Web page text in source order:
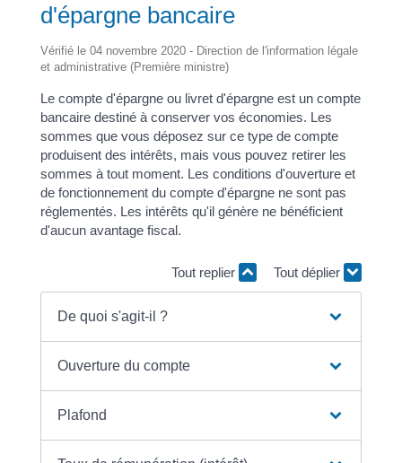
d'épargne bancaire
Vérifié le 04 novembre 2020 - Direction de l'information légale
et administrative (Première ministre)
Le compte d'épargne ou livret d'épargne est un compte
bancaire destiné à conserver vos économies. Les
sommes que vous déposez sur ce type de compte
produisent des intérêts, mais vous pouvez retirer les
sommes à tout moment. Les conditions d'ouverture et
de fonctionnement du compte d'épargne ne sont pas
réglementés. Les intérêts qu'il génère ne bénéficient
d'aucun avantage fiscal.
Tout replier Tout déplier
De quoi s'agit-il ?
Ouverture du compte
Plafond